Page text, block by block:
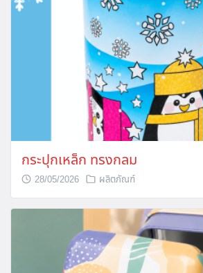
กระปุกเหล็ก ทรงกลม
28/05/2026 ผลิตภัณฑ์